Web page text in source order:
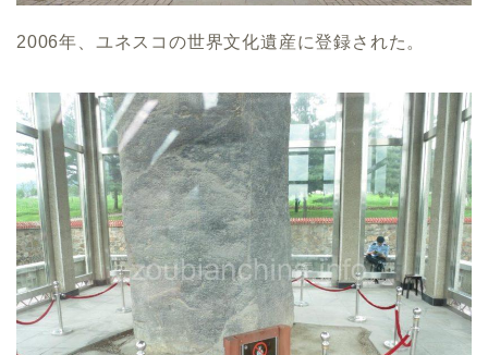
2006年、ユネスコの世界文化遺産に登録された。